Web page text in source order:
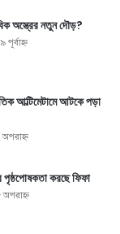
অস্ত্রের নতুন দৌড়?
আল্টিমেটামে আটকে পড়া
পৃষ্ঠপোষকতা করছে ফিফা